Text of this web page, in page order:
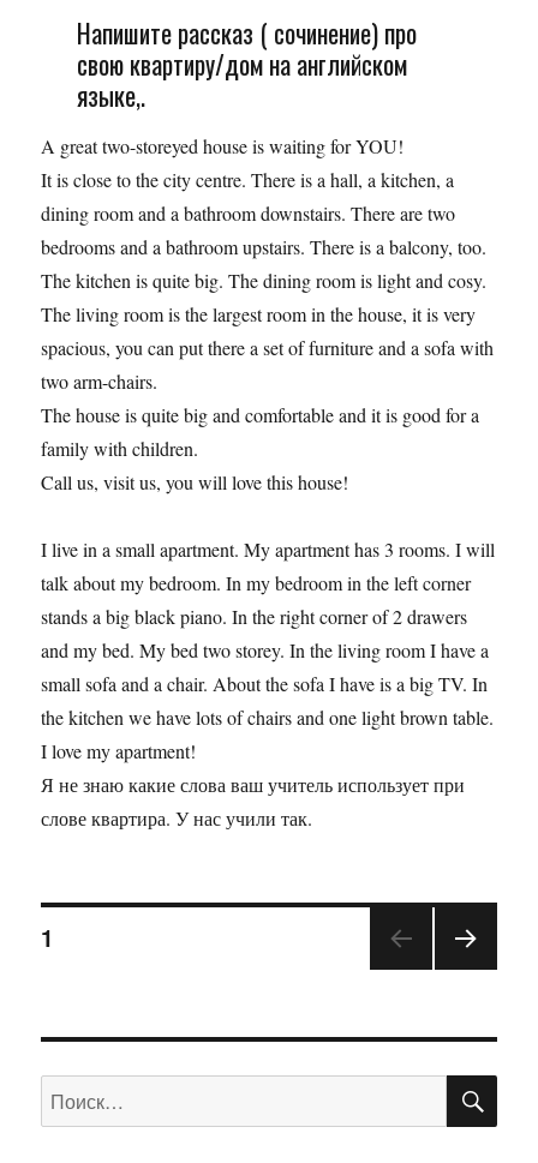
Напишите рассказ ( сочинение) про
свою квартиру/дом на английском
языке,.
A great two-storeyed house is waiting ­for YOU!
It is close to the city centre. There i­s a hall, a kitchen, a
dining room and a­ bathroom downstairs. There are two
bedr­ooms and a bathroom upstairs. There is a ­balcony, too.
The kitchen is quite big. The dining ro­om is light and cosy.
The living room is­ the largest room in the house, it is ve­ry
spacious, you can put there a set of ­furniture and a sofa with
two arm-chairs­.
The house is quite big and comfortable ­and it is good for a
family with childre­n.
Call us, visit us, you will love this h­ouse!
I live in a small apartment. My apartment has 3 rooms. I will
talk about my bedroom. In my bedroom in the left corner
stands a big black piano. In the right corner of 2 drawers
and my bed. My bed two storey. In the living room I have a
small sofa and a chair. About the sofa I have is a big TV. In
the kitchen we have lots of chairs and one light brown table.
I love my apartment!
Я не знаю какие слова ваш учитель использует при
слове квартира. У нас учили так.
1
Искать: